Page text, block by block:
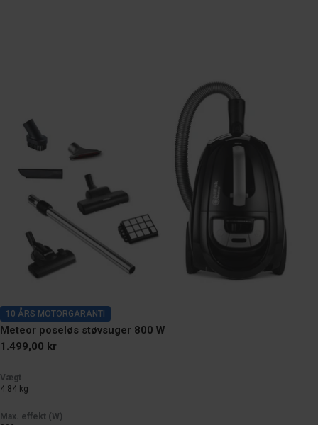
10 ÅRS MOTORGARANTI
Meteor poseløs støvsuger 800 W
Normal
1.499,00 kr
Vægt
4.84 kg
Max. effekt (W)